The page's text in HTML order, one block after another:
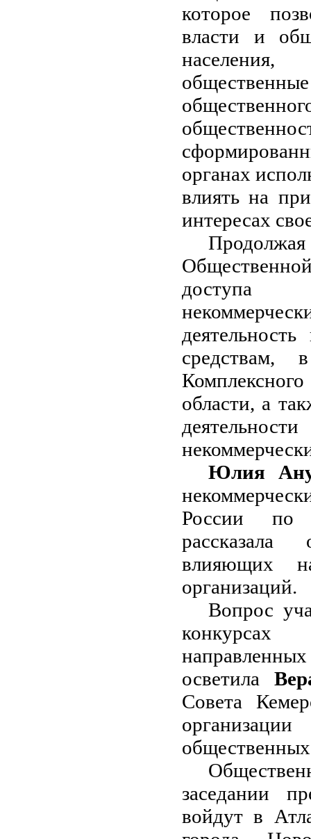
которое
власти и
органах
влиять на
интересах
доступа
средствам,
области, а
Юлия
России по
рассказала
влияющих
организаций.
Вопрос
конкурсах
осветила
Совета
организации
заседании
войдут в